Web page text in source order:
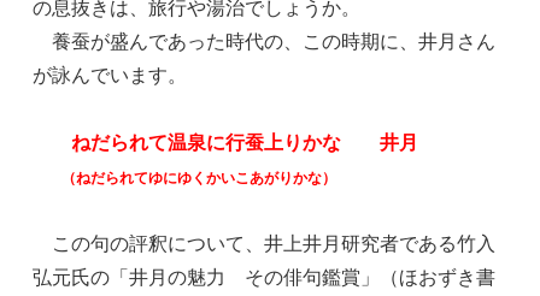
の息抜きは、旅行や湯治でしょうか。
養蚕が盛んであった時代の、この時期に、井月さん
が詠んでいます。
ねだられて温泉に行蚕上りかな 井月
（ねだられてゆにゆくかいこあがりかな）
この句の評釈について、井上井月研究者である竹入
弘元氏の「井月の魅力 その俳句鑑賞」（ほおずき書